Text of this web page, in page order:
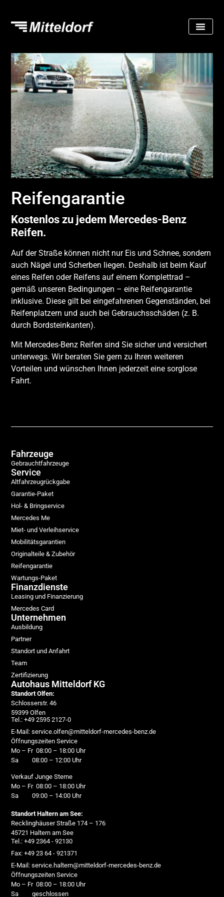
Reifengarantie
Kostenlos zu jedem Mercedes-Benz
Reifen.
Auf der Straße können nicht nur Eis und Schnee, sondern
auch Nägel und Scherben liegen. Deshalb ist beim Kauf
eines Reifen oder Reifens auf einem Komplettrad –
gemäß unseren Bedingungen – eine Reifengarantie
inklusive. Diese gilt bei eingefahrenen Gegenständen, bei
Reifenplatzern und auch bei Gebrauchsschäden (z. B.
durch Bordsteinkanten).
Mit Mercedes-Benz Reifen sind Sie sicher und versichert
unterwegs. Wir beraten Sie gern zu Ihren weiteren
Vorteilen und wünschen Ihnen jederzeit eine sorglose
Fahrt.
Fahrzeuge
Gebrauchtfahrzeuge
Service
Altfahrzeugrückgabe
Garantie-Paket
Hol- & Bringservice
Mercedes Me
Miet- und Verleihservice
Mobilitätsgarantien
Originalteile & Zubehör
Reifengarantie
Wartungs-Paket
Finanzdienste
Leasing und Finanzierung
Mercedes Card
Unternehmen
Ausbildung
Partner
Standort und Anfahrt
Team
Zertifizierung
Autohaus Mitteldorf KG
Standort Olfen:
Schlosserstr. 46
59399 Olfen
Tel.: +49 2595 2127-0
E-Mail: service.olfen@mitteldorf-mercedes-benz.de
Öffnungszeiten Service
Mo – Fr 08:00 – 18:00 Uhr
Sa 08:00 – 12:00 Uhr
Verkauf Junge Sterne
Mo – Fr 08:00 – 18:00 Uhr
Sa 09:00 – 14:00 Uhr
Standort Haltern am See:
Recklinghäuser Straße 174 – 176
45721 Haltern am See
Tel.: +49 2364 - 92130
Fax: +49 23 64 - 921371
E-Mail: service.haltern@mitteldorf-mercedes-benz.de
Öffnungszeiten Service
Mo – Fr 08:00 – 18:00 Uhr
Sa geschlossen